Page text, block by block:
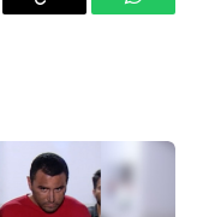
Copy
WhatsApp